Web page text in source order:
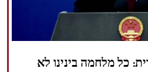
כל מלחמה בינינו לא